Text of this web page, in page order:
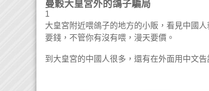
曼穀大皇宮外的鴿子騙局
1
大皇宮附近喂鴿子的地方的小販，看見中國
要錢，不管你有沒有喂，漫天要價。
到大皇宮的中國人很多，還有在外面用中文